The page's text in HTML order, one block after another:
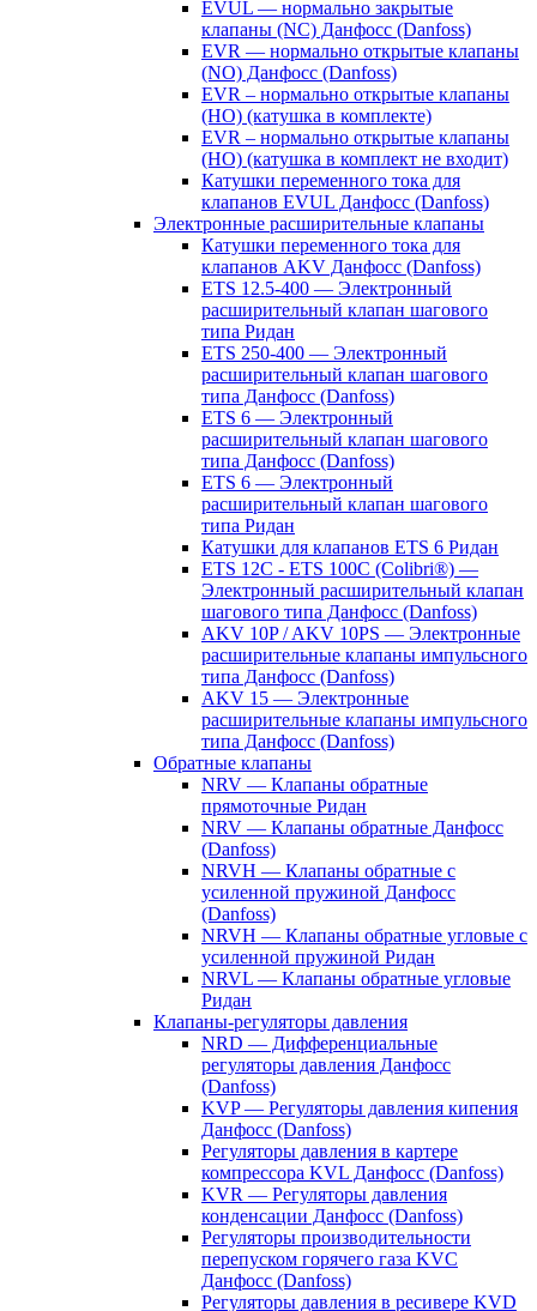
EVUL — нормально закрытые
клапаны (NC) Данфосс (Danfoss)
EVR — нормально открытые клапаны
(NO) Данфосс (Danfoss)
EVR – нормально открытые клапаны
(НО) (катушка в комплекте)
EVR – нормально открытые клапаны
(НО) (катушка в комплект не входит)
Катушки переменного тока для
клапанов EVUL Данфосс (Danfoss)
Электронные расширительные клапаны
Катушки переменного тока для
клапанов AKV Данфосс (Danfoss)
ETS 12.5-400 — Электронный
расширительный клапан шагового
типа Ридан
ETS 250-400 — Электронный
расширительный клапан шагового
типа Данфосс (Danfoss)
ETS 6 — Электронный
расширительный клапан шагового
типа Данфосс (Danfoss)
ETS 6 — Электронный
расширительный клапан шагового
типа Ридан
Катушки для клапанов ETS 6 Ридан
ETS 12C - ETS 100C (Colibri®) —
Электронный расширительный клапан
шагового типа Данфосс (Danfoss)
AKV 10P / AKV 10PS — Электронные
расширительные клапаны импульсного
типа Данфосс (Danfoss)
AKV 15 — Электронные
расширительные клапаны импульсного
типа Данфосс (Danfoss)
Обратные клапаны
NRV — Клапаны обратные
прямоточные Ридан
NRV — Клапаны обратные Данфосс
(Danfoss)
NRVH — Клапаны обратные с
усиленной пружиной Данфосс
(Danfoss)
NRVH — Клапаны обратные угловые с
усиленной пружиной Ридан
NRVL — Клапаны обратные угловые
Ридан
Клапаны-регуляторы давления
NRD — Дифференциальные
регуляторы давления Данфосс
(Danfoss)
KVP — Регуляторы давления кипения
Данфосс (Danfoss)
Регуляторы давления в картере
компрессора KVL Данфосс (Danfoss)
KVR — Регуляторы давления
конденсации Данфосс (Danfoss)
Регуляторы производительности
перепуском горячего газа KVC
Данфосс (Danfoss)
Регуляторы давления в ресивере KVD